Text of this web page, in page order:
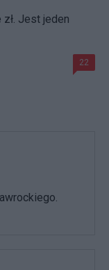
Jest jeden
22